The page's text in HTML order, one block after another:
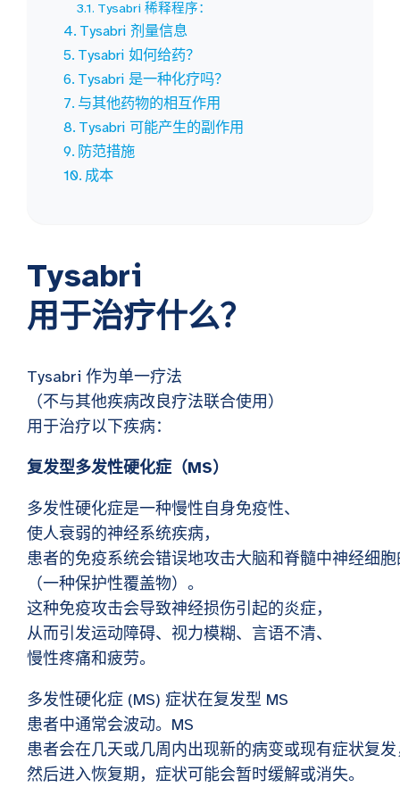
Tysabri 稀释程序：
Tysabri 剂量信息
Tysabri 如何给药？
Tysabri 是一种化疗吗？
与其他药物的相互作用
Tysabri 可能产生的副作用
防范措施
成本
Tysabri
用于治疗什么？
Tysabri 作为单一疗法
（不与其他疾病改良疗法联合使用）
用于治疗以下疾病：
复发型多发性硬化症（MS）
多发性硬化症是一种慢性自身免疫性、
使人衰弱的神经系统疾病，
患者的免疫系统会错误地攻击大脑和脊髓中神经细
（一种保护性覆盖物）。
这种免疫攻击会导致神经损伤引起的炎症，
从而引发运动障碍、视力模糊、言语不清、
慢性疼痛和疲劳。
多发性硬化症 (MS) 症状在复发型 MS
患者中通常会波动。MS
患者会在几天或几周内出现新的病变或现有症状复发
然后进入恢复期，症状可能会暂时缓解或消失。